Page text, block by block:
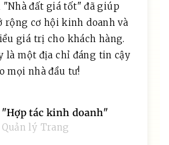
"Nhà đất giá tốt" đã giúp
rộng cơ hội kinh doanh và
giá trị cho khách hàng.
là một địa chỉ đáng tin cậy
mọi nhà đầu tư!
"Hợp tác kinh doanh"
Quản lý Trang